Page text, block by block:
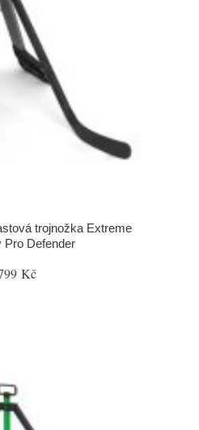
trojnožka Extreme
Pro Defender
Kč